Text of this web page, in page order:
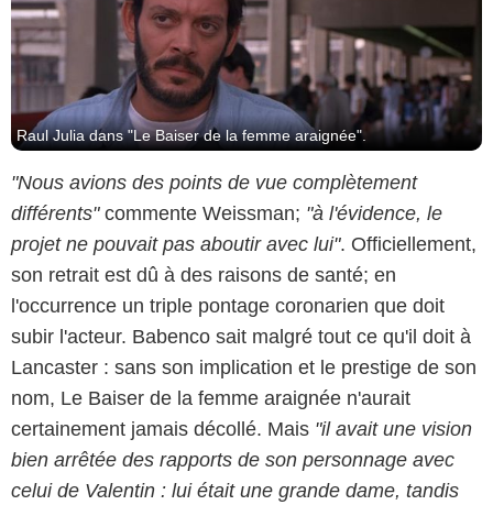
Raul Julia dans "Le Baiser de la femme araignée".
"Nous avions des points de vue complètement
différents"commente Weissman; "à l'évidence, le
projet ne pouvait pas aboutir avec lui". Officiellement,
son retrait est dû à des raisons de santé; en
l'occurrence un triple pontage coronarien que doit
subir l'acteur. Babenco sait malgré tout ce qu'il doit à
Lancaster : sans son implication et le prestige de son
nom, Le Baiser de la femme araignée n'aurait
certainement jamais décollé. Mais "il avait une vision
bien arrêtée des rapports de son personnage avec
celui de Valentin : lui était une grande dame, tandis